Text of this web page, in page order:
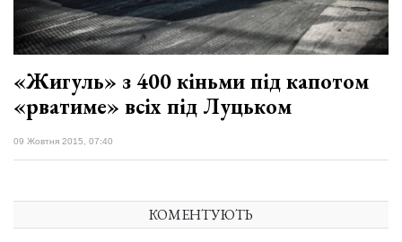
«Жигуль» з 400 кіньми під капотом
«рватиме» всіх під Луцьком
09 Жовтня 2015, 07:40
КОМЕНТУЮТЬ